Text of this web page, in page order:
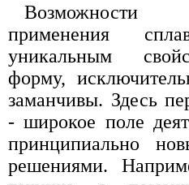
Возможности
применения
уникальным
форму,
заманчивы. Здесь
- широкое поле
принципиально
решениями.